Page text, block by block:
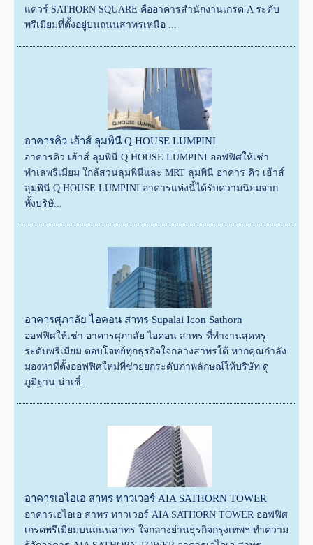
แควร์ SATHORN SQUARE คืออาคารสำนักงานเกรด A ระดับ
พรีเมียมที่ตั้งอยู่บนถนนสาทรเหนือ ...
อาคารคิว เฮ้าส์ ลุมพินี Q HOUSE LUMPINI
อาคารคิว เฮ้าส์ ลุมพินี Q HOUSE LUMPINI ออฟฟิศให้เช่า
ทำเลพรีเมียม ใกล้สวนลุมพินีและ MRT ลุมพินี อาคาร คิว เฮ้าส์
ลุมพินี Q HOUSE LUMPINI อาคารแห่งนี้ได้รับความนิยมจาก
ทั้งบริษั...
อาคารศุภาลัย ไอคอน สาทร Supalai Icon Sathorn
ออฟฟิศให้เช่า อาคารศุภาลัย ไอคอน สาทร ที่ทำงานสุดหรู
ระดับพรีเมียม ตอบโจทย์ทุกธุรกิจใจกลางสาทรใต้ หากคุณกำลัง
มองหาที่ตั้งออฟฟิศใหม่ที่ช่วยยกระดับภาพลักษณ์ให้บริษัท ดู
ภูมิฐาน น่าเชื่...
อาคารเอไอเอ สาทร ทาวเวอร์ AIA SATHORN TOWER
อาคารเอไอเอ สาทร ทาวเวอร์ AIA SATHORN TOWER ออฟฟิศ
เกรดพรีเมียมบนถนนสาทร ใจกลางย่านธุรกิจกรุงเทพฯ ทำความ